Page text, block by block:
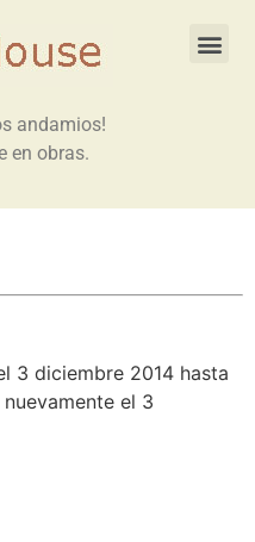
andamios!
en obras.
3 diciembre 2014 hasta
el 3